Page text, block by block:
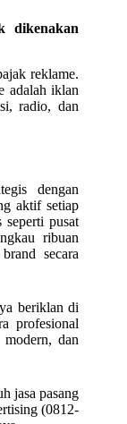
dikenakan
reklame.
adalah iklan
radio, dan
dengan
aktif setiap
pusat
ribuan
secara
beriklan di
profesional
dan
jasa pasang
(0812-